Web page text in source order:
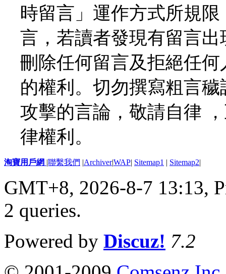
時留言」運作方式所規
言，若讀者發現有留言
刪除任何留言及拒絕任
的權利。切勿撰寫粗言
攻擊的言論，敬請自律
律權利。
淘寶用戶網 |聯繫我們 |Archiver|WAP| Sitemap1 | Sitemap2|
GMT+8, 2026-8-7 13:13,
2 queries.
Powered by Discuz! 7.2